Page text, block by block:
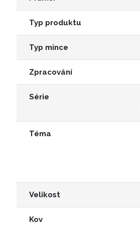
Typ produktu
Typ mince
Zpracování
Série
Téma
Velikost
Kov